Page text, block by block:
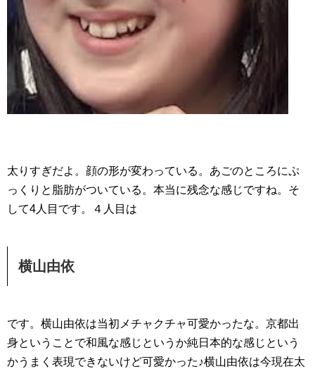
太りすぎだよ。顔の形が変わっている。あごのところにぷ
っくりと脂肪がついている。本当に残念な感じですね。そ
して4人目です。４人目は
横山由依
です。横山由依は当初メチャクチャ可愛かったな。京都出
身ということで和風な感じというか純日本的な感じという
かうまく表現できないけど可愛かった♪横山由依は今現在太